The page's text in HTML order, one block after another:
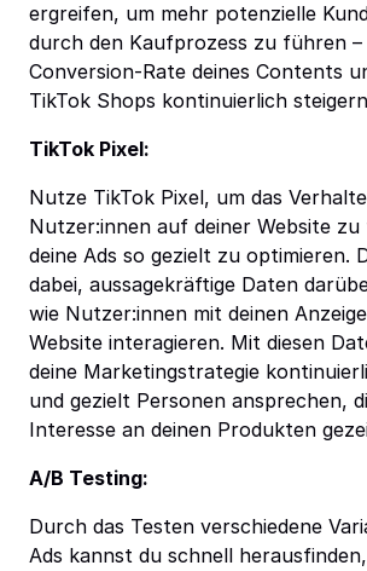
ergreifen, um mehr potenzielle
durch den Kaufprozess zu führen –
Conversion-Rate deines Contents
TikTok Shops kontinuierlich
TikTok Pixel:
Nutze TikTok Pixel, um das
Nutzer:innen auf deiner Website
deine Ads so gezielt zu optimieren.
dabei, aussagekräftige Daten
wie Nutzer:innen mit deinen
Website interagieren. Mit diesen
deine Marketingstrategie
und gezielt Personen ansprechen,
Interesse an deinen Produkten
A/B Testing:
Durch das Testen verschiedene
Ads kannst du schnell